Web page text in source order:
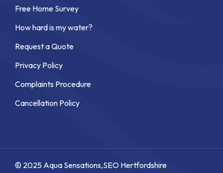
Free Home Survey
How hard is my water?
Request a Quote
Privacy Policy
Complaints Procedure
Cancellation Policy
© 2025 Aqua Sensations,SEO Hertfordshire